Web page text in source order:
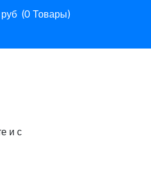
(0 Товары)
и с